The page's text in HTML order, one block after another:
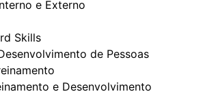
e Externo
Skills
de Pessoas
e Desenvolvimento